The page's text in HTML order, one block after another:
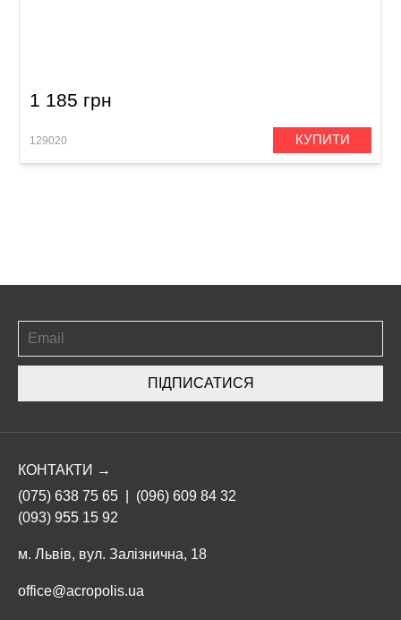
1 185 грн
129020 КУПИТИ
ПІДПИСАТИСЯ
КОНТАКТИ →
(075) 638 75 65
(096) 609 84 32
(093) 955 15 92
м. Львів, вул. Залізнична, 18
office@acropolis.ua